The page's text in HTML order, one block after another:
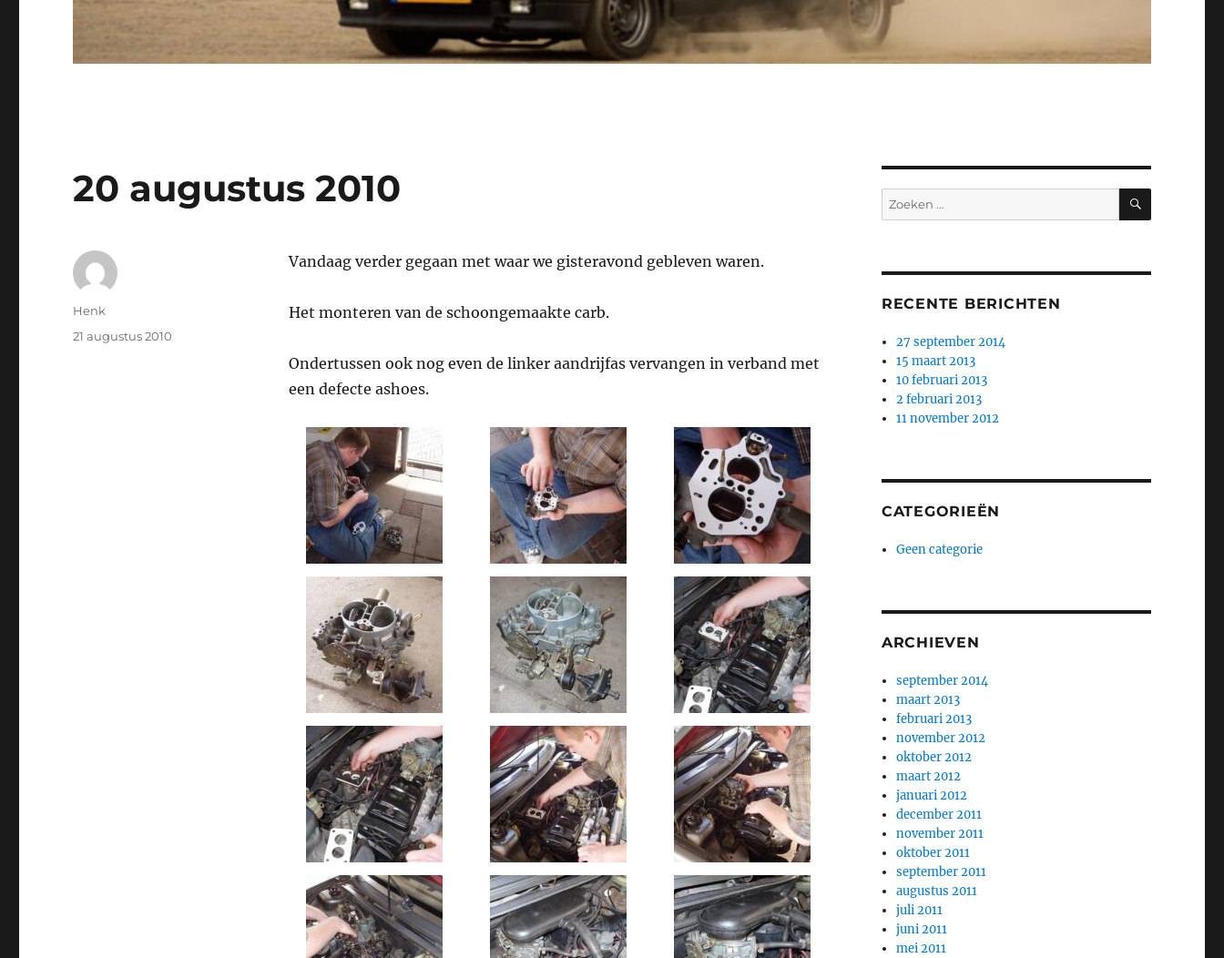
20 augustus 2010
Vandaag verder gegaan met waar we gisteravond gebleven waren.
Het monteren van de schoongemaakte carb.
Ondertussen ook nog even de linker aandrijfas vervangen in verband met
een defecte ashoes.
Auteur
Henk
Geplaatst
21 augustus 2010
Zoeken
naar:
ZOEKEN
RECENTE BERICHTEN
27 september 2014
15 maart 2013
10 februari 2013
2 februari 2013
11 november 2012
CATEGORIEËN
Geen categorie
ARCHIEVEN
september 2014
maart 2013
februari 2013
november 2012
oktober 2012
maart 2012
januari 2012
december 2011
november 2011
oktober 2011
september 2011
augustus 2011
juli 2011
juni 2011
mei 2011